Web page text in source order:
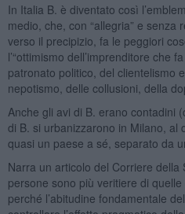
In Italia B. è diventato così
medio, che, con “allegria” e senza
verso il precipizio, fa le peggiori
l’“ottimismo dell’imprenditore che
patronato politico, del clientelismo
nepotismo, delle collusioni, della
Anche gli avi di B. erano contadini
di B. si urbanizzarono in Milano, al
quasi un paese a sé, separato da
Narra un articolo del Corriere
persone sono più veritiere di
perché l’abitudine fondamentale